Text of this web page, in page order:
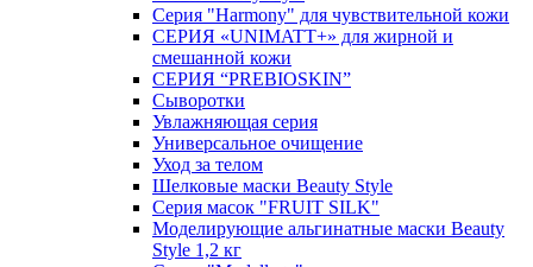
Серия "Harmony" для чувствительной кожи
СЕРИЯ «UNIMATT+» для жирной и
смешанной кожи
СЕРИЯ “PREBIOSKIN”
Сыворотки
Увлажняющая серия
Универсальное очищение
Уход за телом
Шелковые маски Beauty Style
Серия масок "FRUIT SILK"
Моделирующие альгинатные маски Beauty
Style 1,2 кг